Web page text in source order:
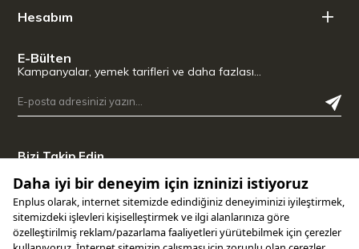
Hesabım
E-Bülten
Kampanyalar, yemek tarifleri ve daha fazlası…
Bizi Takip Edin
Uygulamamızı İndirin